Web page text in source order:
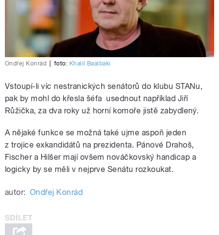
Ondřej Konrád foto: Khalil Baalbaki
Vstoupí-li víc nestranických senátorů do klubu STANu,
pak by mohl do křesla šéfa usednout například Jiří
Růžička, za dva roky už horní komoře jistě zabydlený.
A nějaké funkce se možná také ujme aspoň jeden
z trojice exkandidátů na prezidenta. Pánové Drahoš,
Fischer a Hilšer mají ovšem nováčkovský handicap a
logicky by se měli v nejprve Senátu rozkoukat.
autor: Ondřej Konrád